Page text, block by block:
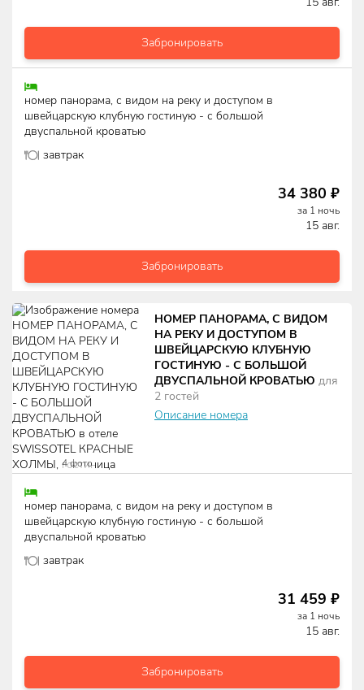
15 авг.
Забронировать
номер панорама, с видом на реку и доступом в
швейцарскую клубную гостиную - с большой
двуспальной кроватью
завтрак
34 380 ₽
за 1 ночь
15 авг.
Забронировать
4фото
НОМЕР ПАНОРАМА, С ВИДОМ
НА РЕКУ И ДОСТУПОМ В
ШВЕЙЦАРСКУЮ КЛУБНУЮ
ГОСТИНУЮ - С БОЛЬШОЙ
ДВУСПАЛЬНОЙ КРОВАТЬЮ для
2 гостей
Описание номера
номер панорама, с видом на реку и доступом в
швейцарскую клубную гостиную - с большой
двуспальной кроватью
завтрак
31 459 ₽
за 1 ночь
15 авг.
Забронировать